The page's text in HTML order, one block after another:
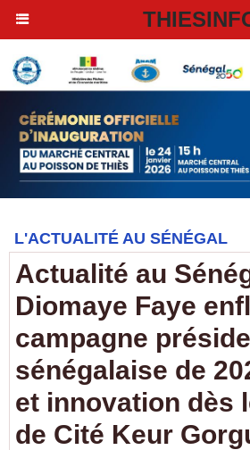
L'ACTUALITÉ AU SÉNÉGAL
Actualité au
Diomaye Faye
campagne
sénégalaise de
et innovation dès
de Cité Keur